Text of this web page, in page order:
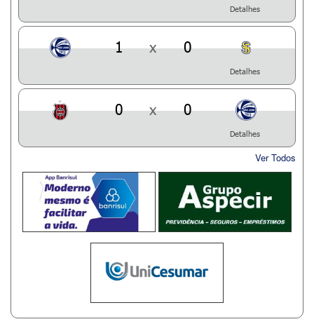
Detalhes
1 x 0
Detalhes
0 x 0
Detalhes
Ver Todos